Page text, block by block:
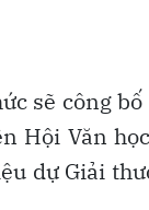
sẽ công
Hội Văn
dự Giải